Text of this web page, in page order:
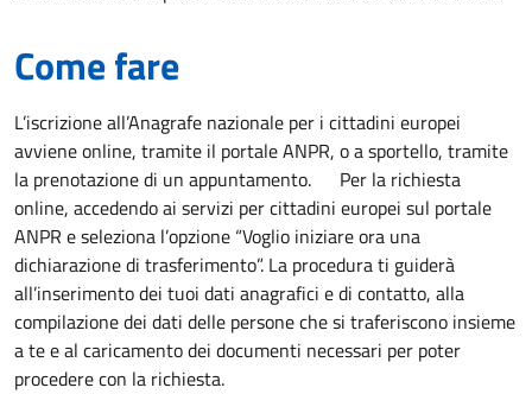
Come fare
L’iscrizione all’Anagrafe nazionale per i cittadini europei
avviene online, tramite il portale ANPR, o a sportello, tramite
la prenotazione di un appuntamento. Per la richiesta
online, accedendo ai servizi per cittadini europei sul portale
ANPR e seleziona l’opzione “Voglio iniziare ora una
dichiarazione di trasferimento”. La procedura ti guiderà
all’inserimento dei tuoi dati anagrafici e di contatto, alla
compilazione dei dati delle persone che si traferiscono insieme
a te e al caricamento dei documenti necessari per poter
procedere con la richiesta.